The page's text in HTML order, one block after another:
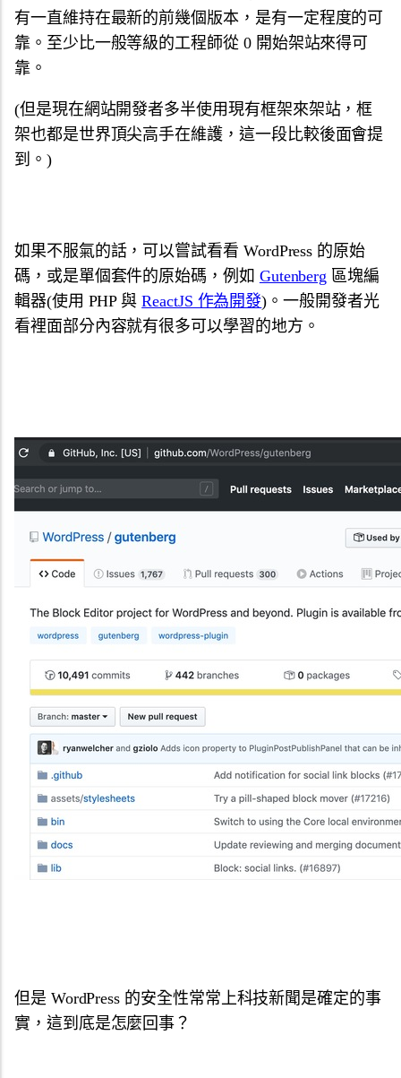
有一直維持在最新的前幾個版本，是有一定程度的可
靠。至少比一般等級的工程師從 0 開始架站來得可
靠。
(但是現在網站開發者多半使用現有框架來架站，框
架也都是世界頂尖高手在維護，這一段比較後面會提
到。)
如果不服氣的話，可以嘗試看看 WordPress 的原始
碼，或是單個套件的原始碼，例如 Gutenberg 區塊編
輯器(使用 PHP 與ReactJS 作為開發)。一般開發者光
看裡面部分內容就有很多可以學習的地方。
但是 WordPress 的安全性常常上科技新聞是確定的事
實，這到底是怎麼回事？